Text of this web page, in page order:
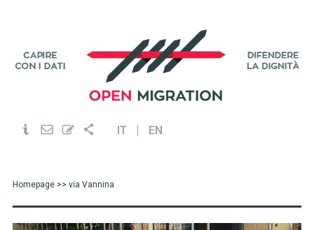
IT EN
Homepage>> via Vannina